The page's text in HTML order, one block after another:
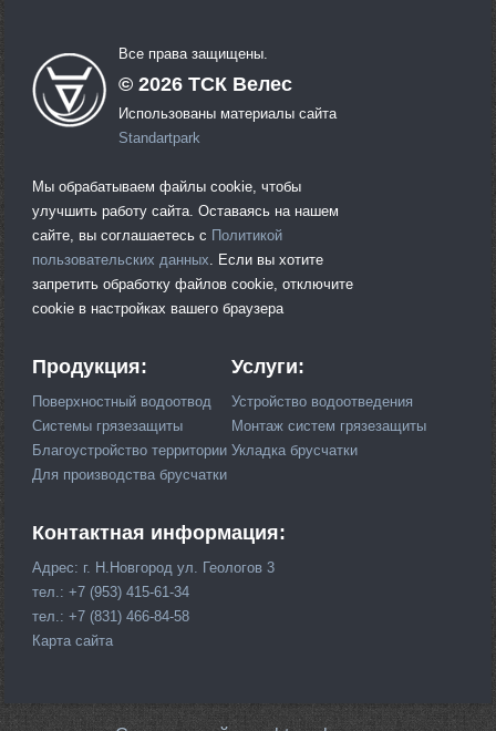
Все права защищены.
©2026 ТСК Велес
Использованы материалы сайта
Standartpark
Мы обрабатываем файлы cookie, чтобы
улучшить работу сайта. Оставаясь на нашем
сайте, вы соглашаетесь с Политикой
пользовательских данных. Если вы хотите
запретить обработку файлов cookie, отключите
cookie в настройках вашего браузера
Продукция:
Поверхностный водоотвод
Системы грязезащиты
Благоустройство территории
Для производства брусчатки
Услуги:
Устройство водоотведения
Монтаж систем грязезащиты
Укладка брусчатки
Контактная информация:
Адрес: г. Н.Новгород ул. Геологов 3
тел.: +7 (953) 415-61-34
тел.: +7 (831) 466-84-58
Карта сайта